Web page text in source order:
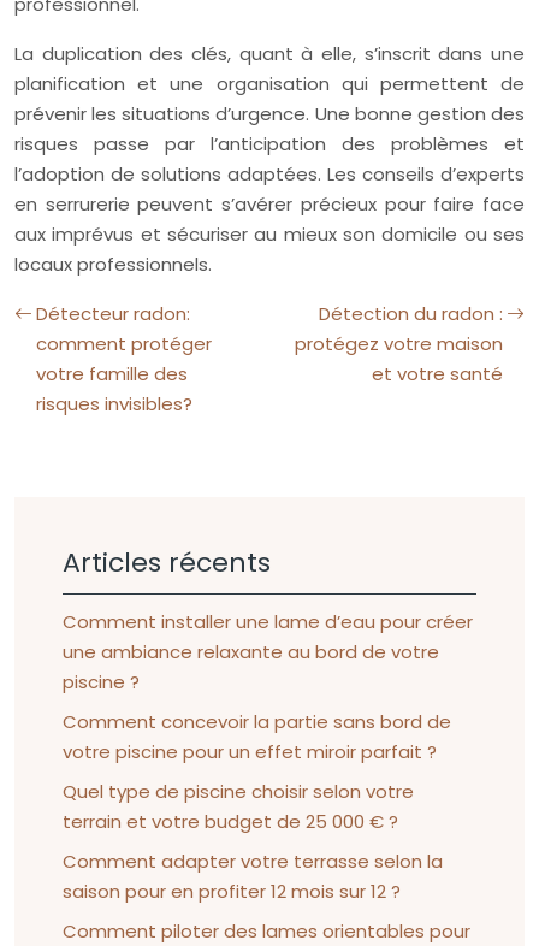
La duplication des clés, quant à elle, s’inscrit dans une
planification et une organisation qui permettent de
prévenir les situations d’urgence. Une bonne gestion des
risques passe par l’anticipation des problèmes et
l’adoption de solutions adaptées. Les conseils d’experts
en serrurerie peuvent s’avérer précieux pour faire face
aux imprévus et sécuriser au mieux son domicile ou ses
locaux professionnels.
Détecteur radon:
comment protéger
votre famille des
risques invisibles?
Détection du radon :
protégez votre maison
et votre santé
Articles récents
Comment installer une lame d’eau pour créer
une ambiance relaxante au bord de votre
piscine ?
Comment concevoir la partie sans bord de
votre piscine pour un effet miroir parfait ?
Quel type de piscine choisir selon votre
terrain et votre budget de 25 000 € ?
Comment adapter votre terrasse selon la
saison pour en profiter 12 mois sur 12 ?
Comment piloter des lames orientables pour